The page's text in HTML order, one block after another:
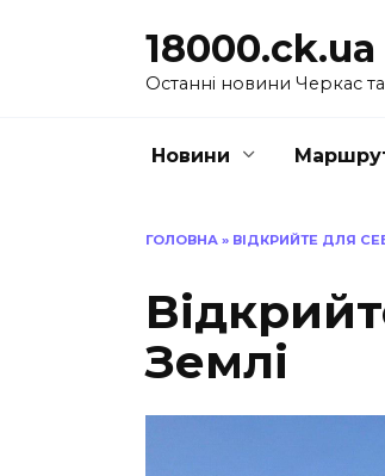
18000.ck.ua
Останні новини Черкас
Новини
ГОЛОВНА » ВІДКРИЙТЕ ДЛЯ
Землі